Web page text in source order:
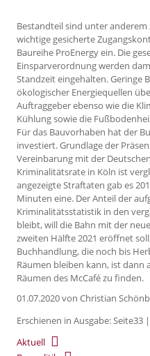
Bestandteil sind unter anderem
wichtige gesicherte
Baureihe ProEnergy ein. Die
Einsparverordnung werden
Standzeit eingehalten. Geringe
ökologischer Energiequellen
Auftraggeber ebenso wie die
Kühlung sowie die
Für das Bauvorhaben hat der
investiert. Grundlage der
Vereinbarung mit der
Kriminalitätsrate in Köln ist
angezeigte Straftaten gab es
Minuten eine. Der Anteil der
Kriminalitätsstatistik in den
bleibt, will die Bahn mit der
zweiten Hälfte 2021 eröffnet
Buchhandlung, die noch bis
Räumen bleiben kann, ist dann
Räumen des McCafé zu finden.
01.07.2020von Christian
Erschienen in Ausgabe: Seite33
Aktuell